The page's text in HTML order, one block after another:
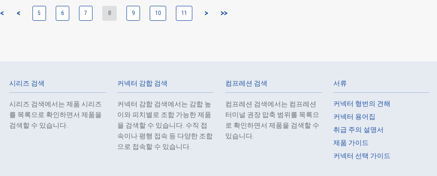
FPC / FFC Connectors 9664S -
< 5 6 7 8 9 10 11 > >>
시리즈 검색
시리즈 검색에서는 제품 시리즈
를 목록으로 확인하면서 제품을
검색할 수 있습니다.
커넥터 감합 검색
커넥터 감합 검색에서는 감합 높
이와 피치별로 조합 가능한 제품
을 검색할 수 있습니다. 수직 접
속이나 평행 접속 등 다양한 조합
으로 접속할 수 있습니다.
컴프레션 검색
컴프레션 검색에서는 컴프레션
터미널 권장 압축 범위를 목록으
로 확인하면서 제품을 검색할 수
있습니다.
서류
커넥터 형번의 견해
커넥터 용어집
취급 주의 설명서
제품 가이드
커넥터 선택 가이드